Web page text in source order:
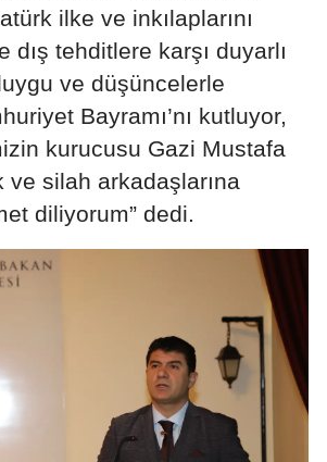
Samsun
Siirt
Sivas
Tekirdağ
Şanlıurfa
Uşak
Van
ilke ve inkılaplarını
dış tehditlere karşı duyarlı
ve düşüncelerle
Bayramı’nı kutluyor,
kurucusu Gazi Mustafa
ve silah arkadaşlarına
diliyorum” dedi.